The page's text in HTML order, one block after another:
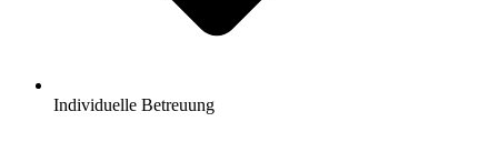
Individuelle Betreuung